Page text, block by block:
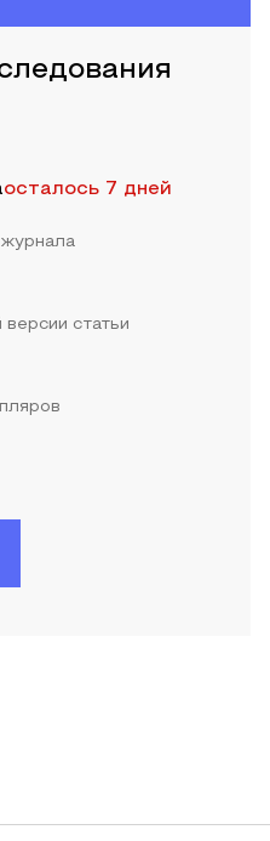
осталось 7 дней
статьи